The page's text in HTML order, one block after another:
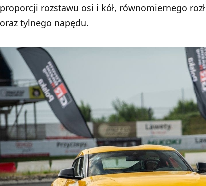
proporcji rozstawu osi i kół, równomiernego
oraz tylnego napędu.